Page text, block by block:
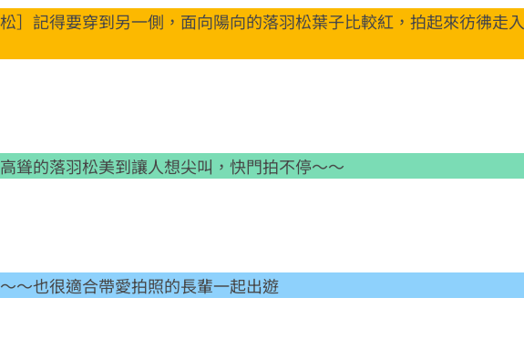
］記得要穿到另一側，面向陽向的落羽松葉子比較紅，拍起來彷彿走入
聳的落羽松美到讓人想尖叫，快門拍不停～～
～也很適合帶愛拍照的長輩一起出遊